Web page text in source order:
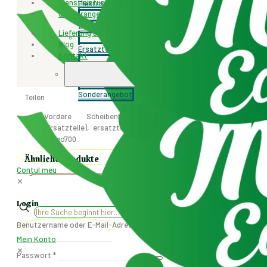
Contul meu
✕
Login
Benutzername oder E-Mail-Adresse
Passwort *
Mein Konto
✕
Elektroroller und Motorräder
Zubehör
Ersatzteile
Dienstleistungen
Sonderangebot
Dienstleistungen
Sonderangebot
Lieferung & Rücksendung
Blog
Kontakt
+4077.471.259
Menge
Verkauft von: SET
Schlagwörter:Cargo700 ErsatzteileErsatzteile für
elektrische Dreiräder
Kategorie:Ersatzteile
Artikelnummer:
00001552
Teilen
Vordere Scheibenbremse-Kit CARGO 700
(Ersatzteile), ersatzteil für elektrisches Dreirad:
Cargo700
Ähnliche Produkte